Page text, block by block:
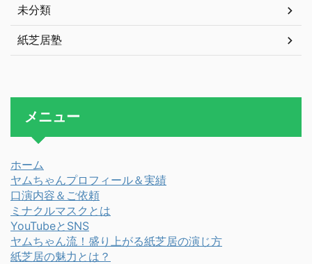
未分類
紙芝居塾
メニュー
ホーム
ヤムちゃんプロフィール＆実績
口演内容＆ご依頼
ミナクルマスクとは
YouTubeとSNS
ヤムちゃん流！盛り上がる紙芝居の演じ方
紙芝居の魅力とは？